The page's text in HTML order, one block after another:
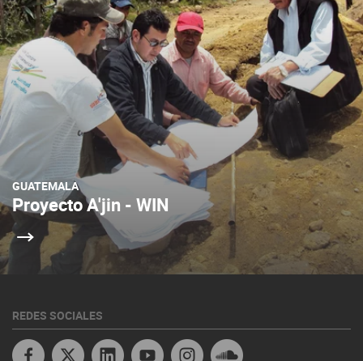
GUATEMALA
Proyecto A'jin - WIN
REDES SOCIALES
Facebook Linkedin Youtube Peru
Instagram